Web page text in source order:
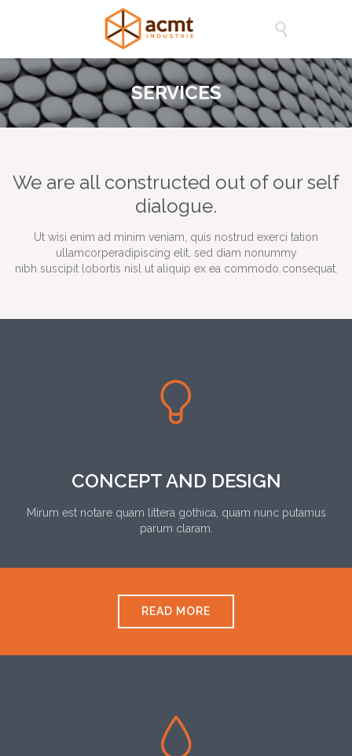

SERVICES
We are all constructed out of our self
dialogue.
Ut wisi enim ad minim veniam, quis nostrud exerci tation
ullamcorperadipiscing elit, sed diam nonummy
nibh suscipit lobortis nisl ut aliquip ex ea commodo consequat.

CONCEPT AND DESIGN
Mirum est notare quam littera gothica, quam nunc putamus
parum claram.
READ MORE
